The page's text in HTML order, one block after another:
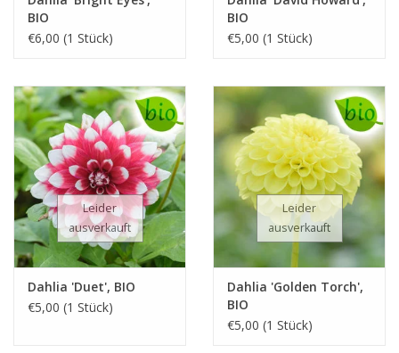
BIO
€6,00 (1 Stück)
BIO
€5,00 (1 Stück)
Leider
ausverkauft
Dahlia 'Duet', BIO
€5,00 (1 Stück)
Leider
ausverkauft
Dahlia 'Golden Torch',
BIO
€5,00 (1 Stück)